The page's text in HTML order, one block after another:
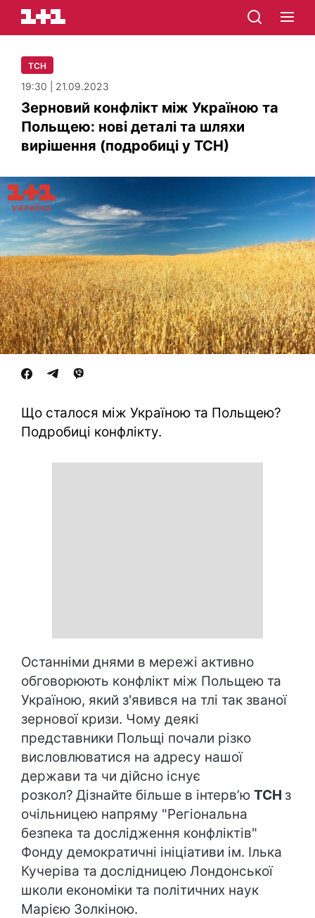
ТСН
19:30 | 21.09.2023
Зерновий конфлікт між Україною та
Польщею: нові деталі та шляхи
вирішення (подробиці у ТСН)
Що сталося між Україною та Польщею?
Подробиці конфлікту.
Останніми днями в мережі активно
обговорюють конфлікт між Польщею та
Україною, який з'явився на тлі так званої
зернової кризи. Чому деякі
представники Польщі почали різко
висловлюватися на адресу нашої
держави та чи дійсно існує
розкол? Дізнайте більше в інтерв’ю ТСН з
очільницею напряму "Регіональна
безпека та дослідження конфліктів"
Фонду демократичні ініціативи ім. Ілька
Кучеріва та дослідницею Лондонської
школи економіки та політичних наук
Марією Золкіною.